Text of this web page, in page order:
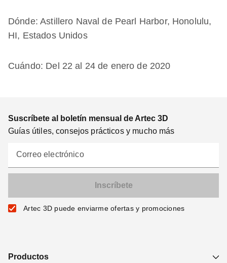
Dónde: Astillero Naval de Pearl Harbor, Honolulu,
HI, Estados Unidos
Cuándo: Del 22 al 24 de enero de 2020
Suscríbete al boletín mensual de Artec 3D
Guías útiles, consejos prácticos y mucho más
Correo electrónico
Artec 3D puede enviarme ofertas y promociones
Productos